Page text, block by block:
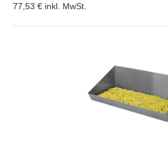
77,53 € inkl. MwSt.